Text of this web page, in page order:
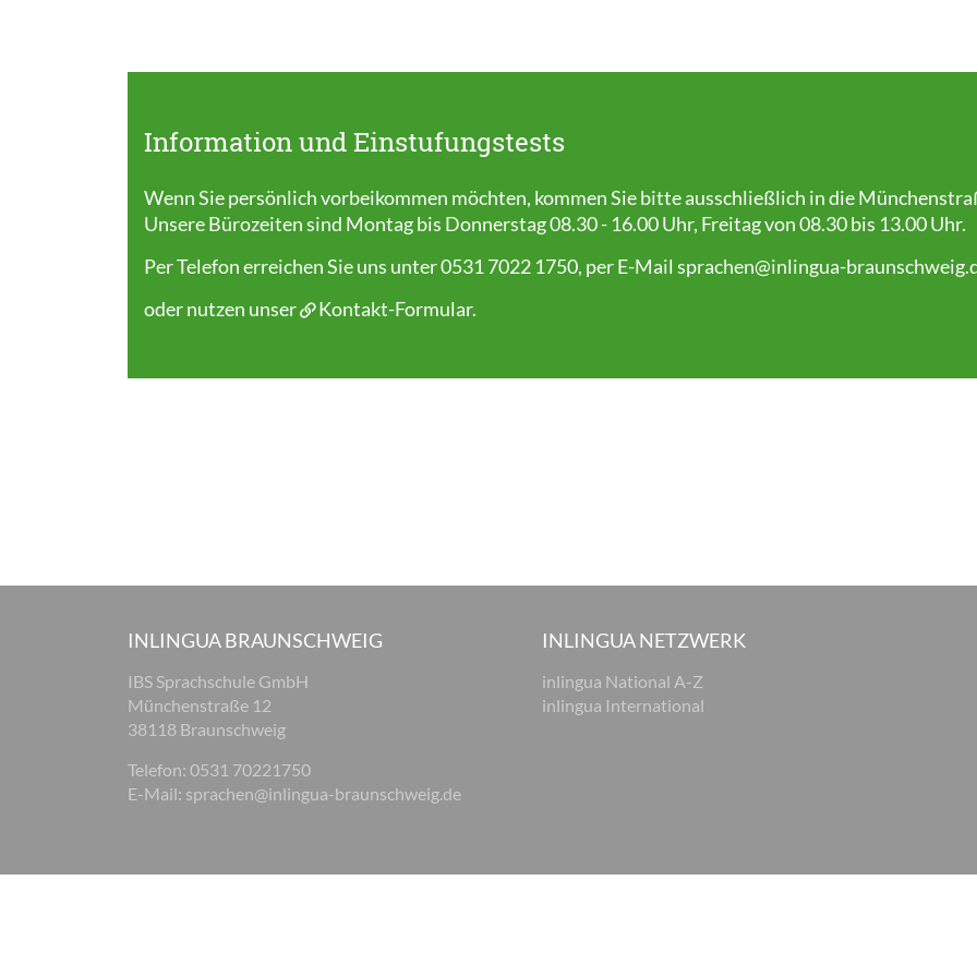
Information und Einstufungstests
Wenn Sie persönlich vorbeikommen möchten, kommen Sie bitte ausschließlich in die
Unsere Bürozeiten sind Montag bis Donnerstag 08.30 - 16.00 Uhr, Freitag von 08.30 bis 13.00 Uhr.
Per Telefon erreichen Sie uns unter 0531 7022 1750, per E-Mail sprachen@inlingua-
oder nutzen unser
Kontakt-Formular.
INLINGUA BRAUNSCHWEIG
IBS Sprachschule GmbH
Münchenstraße 12
38118 Braunschweig
Telefon: 0531 70221750
E-Mail: sprachen@inlingua-braunschweig.de
INLINGUA NETZWERK
inlingua National A-Z
inlingua International